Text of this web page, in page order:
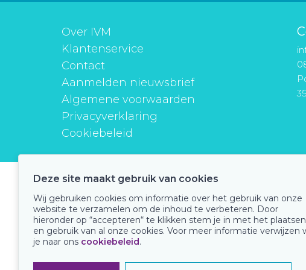
Over IVM
Klantenservice
Contact
Aanmelden nieuwsbrief
Algemene voorwaarden
Privacyverklaring
Cookiebeleid
instituutverantwoordmedicijngebruik
Onze keurmerken
Deze site maakt gebruik van cookies
Wij gebruiken cookies om informatie over het gebruik van onze
website te verzamelen om de inhoud te verbeteren. Door
hieronder op “accepteren“ te klikken stem je in met het plaatsen
en gebruik van al onze cookies. Voor meer informatie verwijzen
je naar ons cookiebeleid.